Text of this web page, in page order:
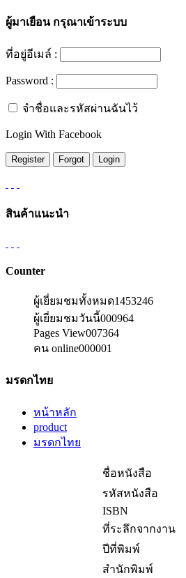
ผู้มาเยือนกรุณาเข้าระบบ
ที่อยู่อีเมล์ :
Password :
จำชื่อและรหัสผ่านฉันไว้
Login With Facebook
สินค้าแนะนำ
Counter
ผู้เยี่ยมชมทั้งหมด1453246
ผู้เยี่ยมชมวันนี้000964
Pages View007364
คน online000001
มรดกไทย
หน้าหลัก
product
มรดกไทย
ชื่อหนังสือ
รหัสหนังสือ
ISBN
ที่ระลึกจากงาน
ปีที่พิมพ์
สำนักพิมพ์